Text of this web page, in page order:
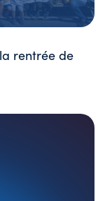
rentrée de